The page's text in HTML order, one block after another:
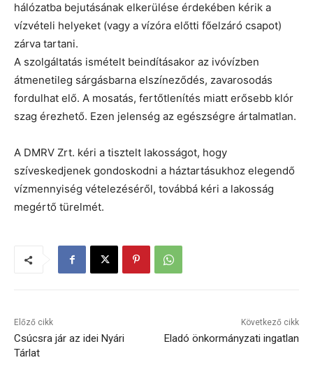
hálózatba bejutásának elkerülése érdekében kérik a
vízvételi helyeket (vagy a vízóra előtti főelzáró csapot)
zárva tartani.
A szolgáltatás ismételt beindításakor az ivóvízben
átmenetileg sárgásbarna elszíneződés, zavarosodás
fordulhat elő. A mosatás, fertőtlenítés miatt erősebb klór
szag érezhető. Ezen jelenség az egészségre ártalmatlan.
A DMRV Zrt. kéri a tisztelt lakosságot, hogy
szíveskedjenek gondoskodni a háztartásukhoz elegendő
vízmennyiség vételezéséről, továbbá kéri a lakosság
megértő türelmét.
Előző cikk
Csúcsra jár az idei Nyári
Tárlat
Következő cikk
Eladó önkormányzati ingatlan